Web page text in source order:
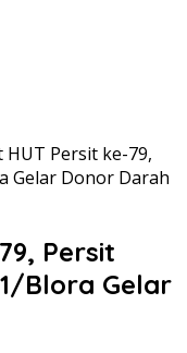
HUT Persit ke-79,
Gelar Donor Darah
Persit
Blora Gelar